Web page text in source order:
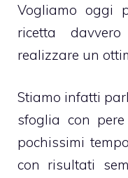
Vogliamo oggi
ricetta
realizzare un
Stiamo infatti
sfoglia con
pochissimi
con risultati